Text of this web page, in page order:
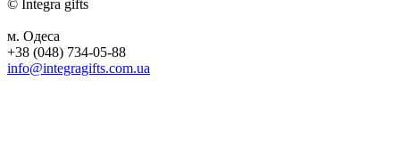
© Integra gifts
м. Одеса
+38 (048) 734-05-88
info@integragifts.com.ua